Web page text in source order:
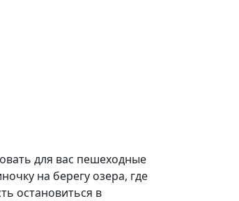
для вас пешеходные
на берегу озера, где
остановиться в